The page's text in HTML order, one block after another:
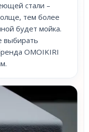
стали –
тем более
будет мойка.
выбирать
OMOIKIRI